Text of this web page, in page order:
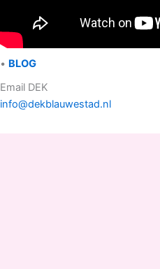
• BLOG
Email DEK
info@dekblauwestad.nl